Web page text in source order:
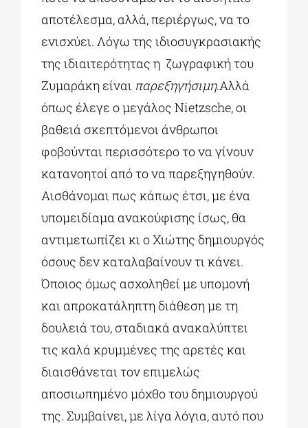
αποτέλεσμα, αλλά, περιέργως, να το
ενισχύει. Λόγω της ιδιοσυγκρασιακής
της ιδιαιτερότητας η ζωγραφική του
Ζυμαράκη είναι παρεξηγήσιμη.Αλλά
όπως έλεγε ο μεγάλος Nietzsche, οι
βαθειά σκεπτόμενοι άνθρωποι
φοβούνται περισσότερο το να γίνουν
κατανοητοί από το να παρεξηγηθούν.
Αισθάνομαι πως κάπως έτσι, με ένα
υπομειδίαμα ανακούφισης ίσως, θα
αντιμετωπίζει κι ο Χιώτης δημιουργός
όσους δεν καταλαβαίνουν τι κάνει.
Όποιος όμως ασχοληθεί με υπομονή
και απροκατάληπτη διάθεση με τη
δουλειά του, σταδιακά ανακαλύπτει
τις καλά κρυμμένες της αρετές και
διαισθάνεται τον επιμελώς
αποσιωπημένο μόχθο του δημιουργού
της. Συμβαίνει, με λίγα λόγια, αυτό που